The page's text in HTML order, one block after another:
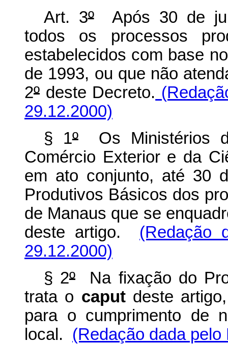
Art. 3ºApós 30 de
todos os processos
estabelecidos com base
de 1993, ou que não
2º deste Decreto.
29.12.2000)
§ 1ºOs Ministérios
Comércio Exterior e da
em ato conjunto, até 30
Produtivos Básicos dos
de Manaus que se
deste artigo. (Redação
29.12.2000)
§ 2º Na fixação do
trata o caputdeste
para o cumprimento de
local. (Redação dada pelo